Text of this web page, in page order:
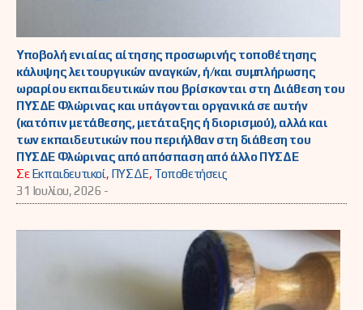
Υποβολή ενιαίας αίτησης προσωρινής τοποθέτησης
κάλυψης λειτουργικών αναγκών, ή/και συμπλήρωσης
ωραρίου εκπαιδευτικών που βρίσκονται στη Διάθεση του
ΠΥΣΔΕ Φλώρινας και υπάγονται οργανικά σε αυτήν
(κατόπιν μετάθεσης, μετάταξης ή διορισμού), αλλά και
των εκπαιδευτικών που περιήλθαν στη διάθεση του
ΠΥΣΔΕ Φλώρινας από απόσπαση από άλλο ΠΥΣΔΕ
ΣεΕκπαιδευτικοί, ΠΥΣΔΕ, Τοποθετήσεις
31 Ιουλίου, 2026 -